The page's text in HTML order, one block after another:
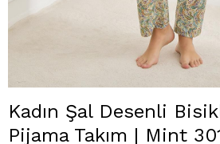
Kadın Şal Desenli
Pijama Takım | Mint